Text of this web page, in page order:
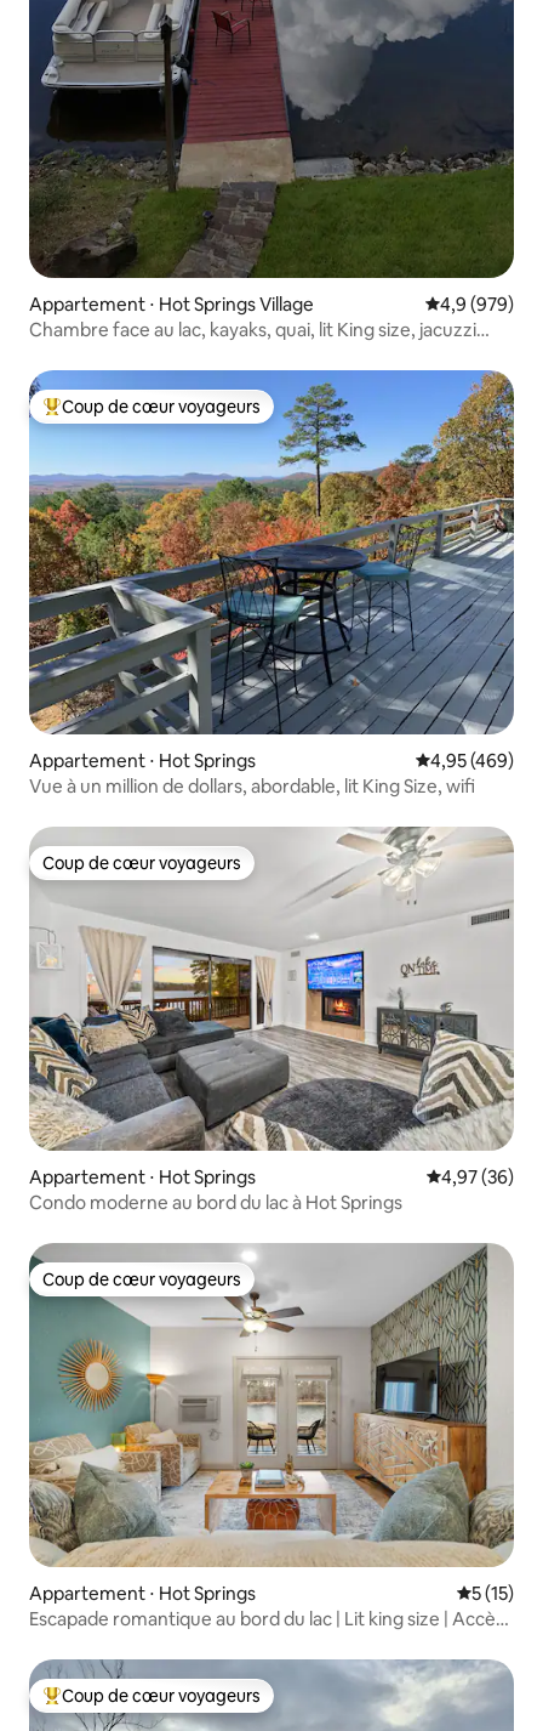
Appartement ⋅ Hot Springs Village Évaluation
4,9 (979)
Chambre face au lac, kayaks, quai, lit King size, jacuzzi
Coups de cœur voyageurs les plus appréciés
Coup de cœur voyageurs
Appartement ⋅ Hot Springs Évaluation
4,95 (469)
Vue à un million de dollars, abordable, lit King Size, wifi
Coup de cœur voyageurs
Coup de cœur voyageurs
Appartement ⋅ Hot Springs Évaluation
4,97 (36)
Condo moderne au bord du lac à Hot Springs
Coup de cœur voyageurs
Coup de cœur voyageurs
Appartement ⋅ Hot Springs
5 (15)
Escapade romantique au bord du lac | Lit king size | Accès
Coups de cœur voyageurs les plus appréciés
Coup de cœur voyageurs